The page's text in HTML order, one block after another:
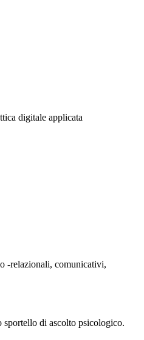
digitale applicata
-relazionali, comunicativi,
sportello di ascolto psicologico.